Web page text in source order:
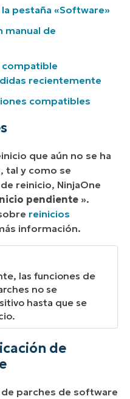
pestaña «Software»
manual de
recientemente
compatibles
que aún no se ha
tal y como se
reinicio, NinjaOne
pendiente ».
reinicios
información.
las funciones de
no se
hasta que se
de
parches de software